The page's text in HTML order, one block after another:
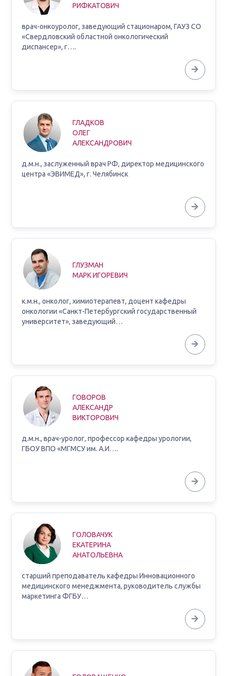
РИФКАТОВИЧ
врач-онкоуролог, заведующий стационаром, ГАУЗ СО
«Свердловский областной онкологический
диспансер», г….
ГЛАДКОВ
ОЛЕГ
АЛЕКСАНДРОВИЧ
д.м.н., заслуженный врач РФ, директор медицинского
центра «ЭВИМЕД», г. Челябинск
ГЛУЗМАН
МАРК ИГОРЕВИЧ
к.м.н., онколог, химиотерапевт, доцент кафедры
онкологии «Санкт-Петербургский государственный
университет», заведующий…
ГОВОРОВ
АЛЕКСАНДР
ВИКТОРОВИЧ
д.м.н., врач-уролог, профессор кафедры урологии,
ГБОУ ВПО «МГМСУ им. А.И….
ГОЛОВАЧУК
ЕКАТЕРИНА
АНАТОЛЬЕВНА
старший преподаватель кафедры Инновационного
медицинского менеджмента, руководитель службы
маркетинга ФГБУ…